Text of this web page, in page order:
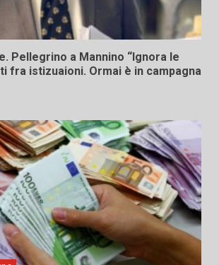
Pellegrino a Mannino “Ignora le
fra istizuaioni. Ormai è in campagna